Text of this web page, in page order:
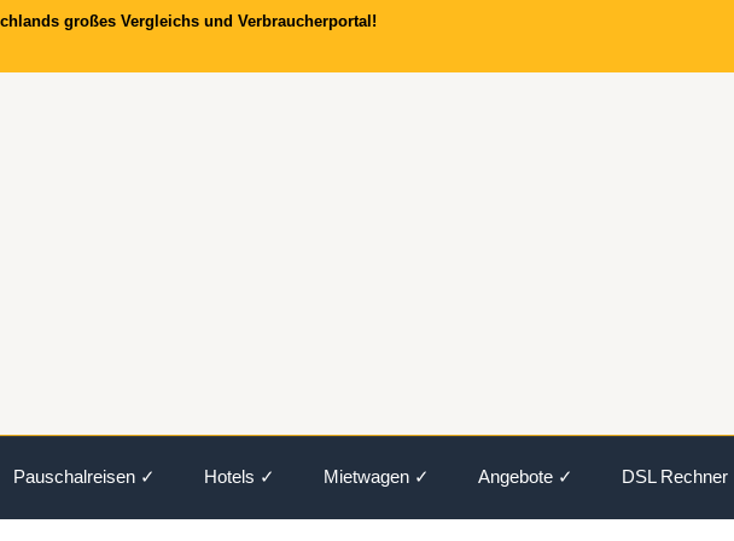
großes Vergleichs und Verbraucherportal!
Pauschalreisen ✓ Hotels ✓ Mietwagen ✓ Angebote ✓ DSL Rechner